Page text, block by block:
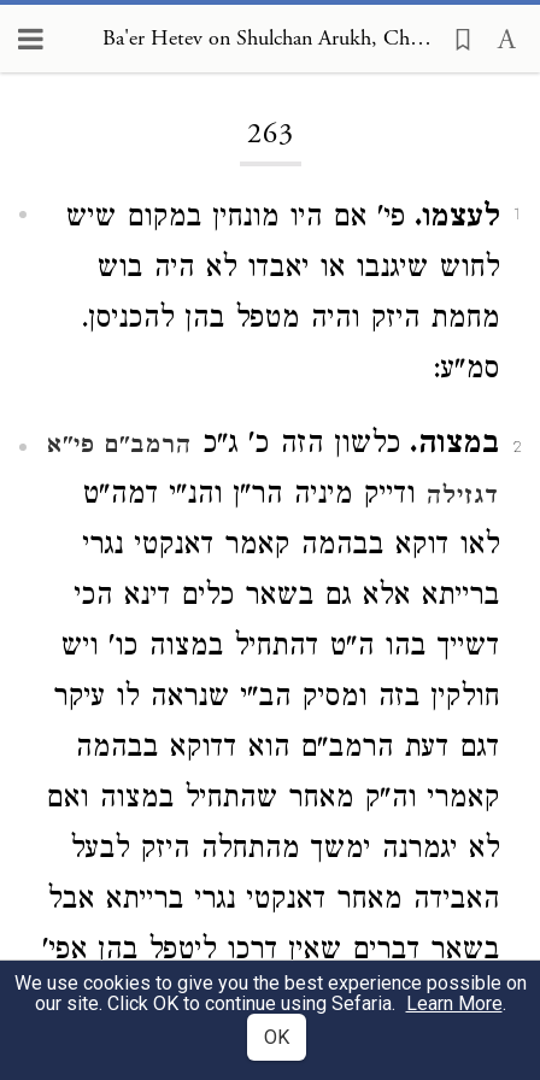
Ba'er Hetev on Shulchan Arukh, Choshen Mishpat 263
263
1 לעצמו. פי' אם היו מונחין במקום שיש
לחוש שיגנבו או יאבדו לא היה בוש
מחמת היזק והיה מטפל בהן להכניסן.
סמ"ע:
2 במצוה. כלשון הזה כ' ג"כ הרמב"ם פי"א
דגזילה ודייק מיניה הר"ן והנ"י דמה"ט
לאו דוקא בבהמה קאמר דאנקטי נגרי
ברייתא אלא גם בשאר כלים דינא הכי
דשייך בהו ה"ט דהתחיל במצוה כו' ויש
חולקין בזה ומסיק הב"י שנראה לו עיקר
דגם דעת הרמב"ם הוא דדוקא בבהמה
קאמרי וה"ק מאחר שהתחיל במצוה ואם
לא יגמרנה ימשך מהתחלה היזק לבעל
האבידה מאחר דאנקטי נגרי ברייתא אבל
בשאר דברים שאין דרכו ליטפל בהן אפי'
התחיל בה מותר לחזור ולהניחה כיון
דאין לבעל האבידה היזק בהתחלת
We use cookies to give you the best experience possible on
our site. Click OK to continue using Sefaria. Learn More.
OK